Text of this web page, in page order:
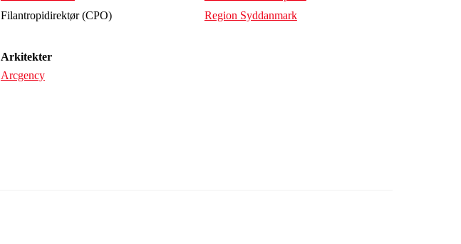
Filantropidirektør (CPO)
Region Syddanmark
Arkitekter
Arcgency